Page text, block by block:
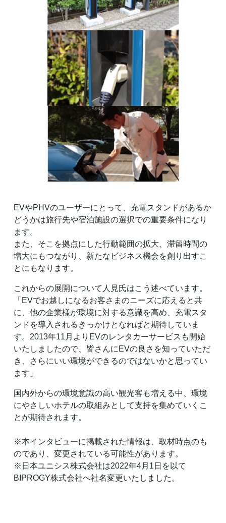
EVやPHVのユーザーにとって、充電スタンドがあるか
どうかは旅行先や宿泊施設の選択での重要条件になり
ます。
また、そこを拠点にした行動範囲の拡大、滞留時間の
増大にもつながり、新たなビジネス機会を創り出すこ
とにもなります。
これからの展開について人見氏はこう述べています。
「EVでお越しになるお客さまのニーズに応えると共
に、他の企業様が環境に対する意識を高め、充電スタ
ンドを導入されるきっかけとなればと期待していま
す。2013年11月よりEVのレンタカーサービスも開始
いたしましたので、皆さんにEVの良さを知っていただ
き、さらにいい環境ができるのではないかと思ってい
ます」
国内外からの環境意識の高い観光客も増える中、環境
にやさしいホテルの取組みとして支持を集めていくこ
とが期待されます。
※本インタビューに掲載された情報は、取材時点のも
のであり、変更されている可能性があります。
※日本ユニシス株式会社は2022年4月1日を以て
BIPROGY株式会社へ社名変更いたしました。